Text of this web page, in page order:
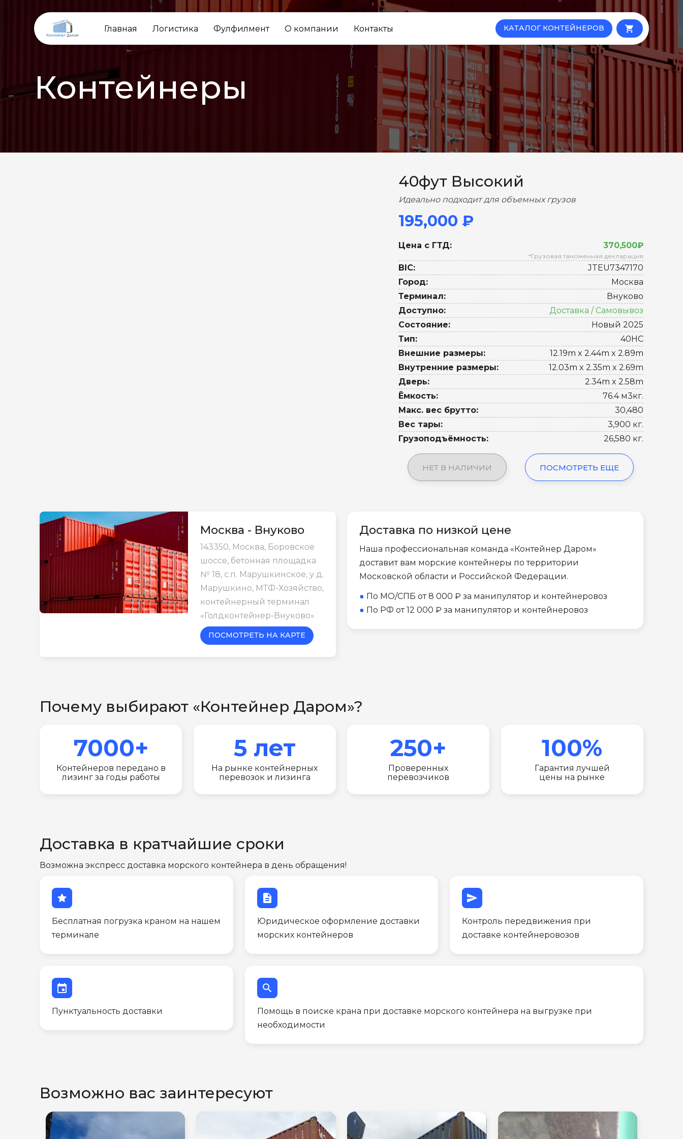
Главная Логистика Фулфилмент О компании Контакты КАТАЛОГ КОНТЕЙНЕРОВ local_grocery_store
Контейнеры
40фут Высокий
Идеально подходит для объемных грузов
195,000 ₽
Цена с ГТД: 370,500₽
*Грузовая таможенная декларация
BIC:
JTEU7347170
Город:
Москва
Терминал:
Внуково
Доступно:
Доставка / Самовывоз
Состояние:
Новый 2025
Тип:
40HC
Внешние размеры:
12.19m x 2.44m x 2.89m
Внутренние размеры:
12.03m x 2.35m x 2.69m
Дверь:
2.34m x 2.58m
Ёмкость:
76.4 м3кг.
Макс. вес брутто:
30,480
Вес тары:
3,900 кг.
Грузоподъёмность:
26,580 кг.
НЕТ В НАЛИЧИИ ПОСМОТРЕТЬ ЕЩЕ
Москва - Внуково
143350, Москва, Боровское
шоссе, бетонная площадка
№ 18, с.п. Марушкинское, у д.
Марушкино, МТФ-Хозяйство,
контейнерный терминал
«Голдконтейнер-Внуково»
ПОСМОТРЕТЬ НА КАРТЕ
Доставка по низкой цене
Наша профессиональная команда «Контейнер Даром»
доставит вам морские контейнеры по территории
Московской области и Российской Федерации.
● По МО/СПБ от 8 000 ₽ за манипулятор и контейнеровоз
● По РФ от 12 000 ₽ за манипулятор и контейнеровоз
Почему выбирают «Контейнер Даром»?
7000+
Контейнеров передано в
лизинг за годы работы
5 лет
На рынке контейнерных
перевозок и лизинга
250+
Проверенных
перевозчиков
100%
Гарантия лучшей
цены на рынке
Доставка в кратчайшие сроки
Возможна экспресс доставка морского контейнера в день обращения!
star
Бесплатная погрузка краном на нашем
терминале
description
Юридическое оформление доставки
морских контейнеров
send
Контроль передвижения при
доставке контейнеровозов
event
Пунктуальность доставки
search
Помощь в поиске крана при доставке морского контейнера на выгрузке при
необходимости
Возможно вас заинтересуют